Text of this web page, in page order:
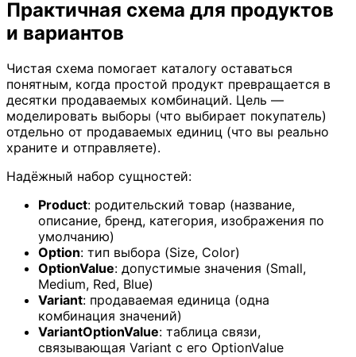
Практичная схема для продуктов
и вариантов
Чистая схема помогает каталогу оставаться
понятным, когда простой продукт превращается в
десятки продаваемых комбинаций. Цель —
моделировать выборы (что выбирает покупатель)
отдельно от продаваемых единиц (что вы реально
храните и отправляете).
Надёжный набор сущностей:
Product: родительский товар (название,
описание, бренд, категория, изображения по
умолчанию)
Option: тип выбора (Size, Color)
OptionValue: допустимые значения (Small,
Medium, Red, Blue)
Variant: продаваемая единица (одна
комбинация значений)
VariantOptionValue: таблица связи,
связывающая Variant с его OptionValue